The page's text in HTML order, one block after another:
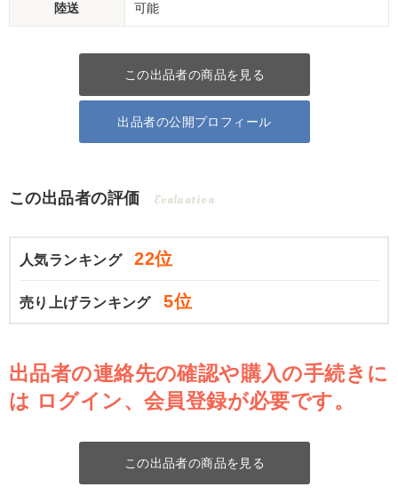
陸送 可能
この出品者の商品を見る
出品者の公開プロフィール
この出品者の評価 Evaluation
人気ランキング 22位
売り上げランキング 5位
出品者の連絡先の確認や購入の手続きに
は ログイン、会員登録が必要です。
この出品者の商品を見る